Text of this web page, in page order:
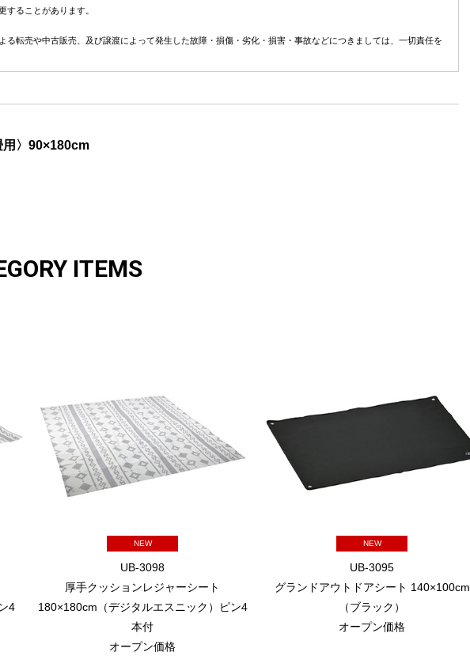
ることがあります。
転売や中古販売、及び譲渡によって発生した故障・損傷・劣化・損害・事故などにつきましては、一切責任を
用〉90×180cm
ITEMS
4
NEW
UB-3098
厚手クッションレジャーシート
180×180cm（デジタルエスニック）ピン4
本付
オープン価格
NEW
UB-3095
グランドアウトドアシート 140×100cm
（ブラック）
オープン価格